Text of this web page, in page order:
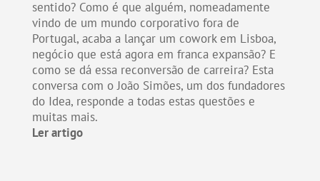
sentido? Como é que alguém, nomeadamente
vindo de um mundo corporativo fora de
Portugal, acaba a lançar um cowork em Lisboa,
negócio que está agora em franca expansão? E
como se dá essa reconversão de carreira? Esta
conversa com o João Simões, um dos fundadores
do Idea, responde a todas estas questões e
muitas mais.
Ler artigo